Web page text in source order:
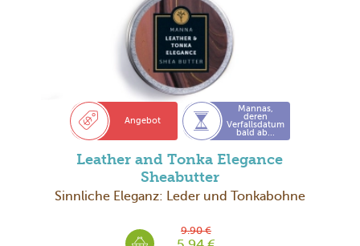
Angebot
Mannas,
deren
Verfallsdatum
bald ab...
Leather and Tonka Elegance
Sheabutter
Sinnliche Eleganz: Leder und Tonkabohne
9.90 €